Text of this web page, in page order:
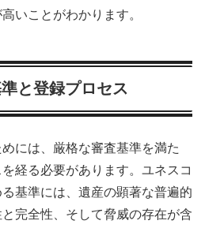
いことがわかります。
と登録プロセス
には、厳格な審査基準を満た
経る必要があります。ユネスコ
基準には、遺産の顕著な普遍的
完全性、そして脅威の存在が含